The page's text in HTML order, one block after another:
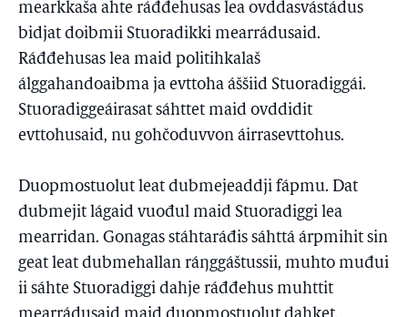
mearkkaša ahte ráđđehusas lea ovddasvástádus
bidjat doibmii Stuoradikki mearrádusaid.
Ráđđehusas lea maid politihkalaš
álggahandoaibma ja evttoha áššiid Stuoradiggái.
Stuoradiggeáirasat sáhttet maid ovddidit
evttohusaid, nu gohčoduvvon áirrasevttohus.
Duopmostuolut leat dubmejeaddji fápmu. Dat
dubmejit lágaid vuođul maid Stuoradiggi lea
mearridan. Gonagas stáhtaráđis sáhttá árpmihit sin
geat leat dubmehallan ráŋggáštussii, muhto muđui
ii sáhte Stuoradiggi dahje ráđđehus muhttit